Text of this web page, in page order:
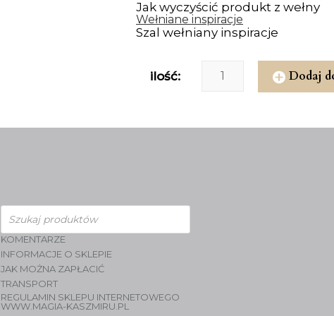
Jak wyczyścić produkt z wełny
Wełniane inspiracje
Szal wełniany inspiracje
ilość: Dodaj
Wyszukiwarka
produktów
KOMENTARZE
INFORMACJE O SKLEPIE
JAK MOŻNA ZAPŁACIĆ
TRANSPORT
REGULAMIN SKLEPU INTERNETOWEGO
WWW.MAGIA-KASZMIRU.PL